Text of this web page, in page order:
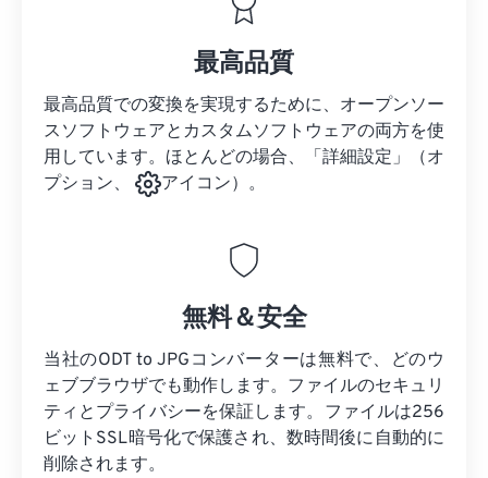
最高品質
最高品質での変換を実現するために、オープンソー
スソフトウェアとカスタムソフトウェアの両方を使
用しています。ほとんどの場合、「詳細設定」（オ
プション、
アイコン）。
無料＆安全
当社のODT to JPGコンバーターは無料で、どのウ
ェブブラウザでも動作します。ファイルのセキュリ
ティとプライバシーを保証します。ファイルは256
ビットSSL暗号化で保護され、数時間後に自動的に
削除されます。